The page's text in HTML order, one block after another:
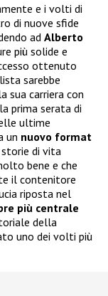
e i volti di
di nuove sfide
ad Alberto
più solide e
ottenuto
sarebbe
sua carriera con
prima serata di
ultime
un nuovo format
di vita
bene e che
il contenitore
riposta nel
più centrale
della
uno dei volti più